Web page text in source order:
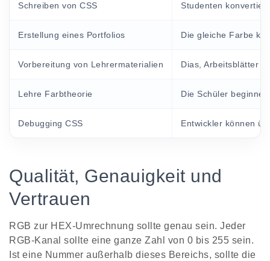
Schreiben von CSS Studenten
Erstellung eines Portfolios Die gleiche Farbe
Vorbereitung von Lehrermaterialien Dias, Arbeitsblätter
Lehre Farbtheorie Die Schüler
Debugging CSS Entwickler können
Qualität, Genauigkeit und
Vertrauen
RGB zur HEX-Umrechnung sollte genau sein. Jeder
RGB-Kanal sollte eine ganze Zahl von 0 bis 255 sein.
Ist eine Nummer außerhalb dieses Bereichs, sollte die